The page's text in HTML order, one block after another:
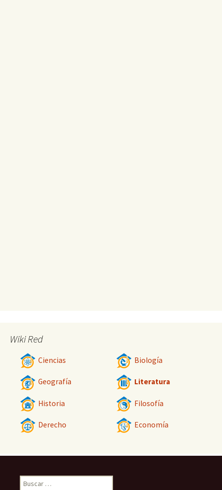
Wiki Red
Ciencias Biología
Geografía Literatura
Historia Filosofía
Derecho Economía
Buscar: